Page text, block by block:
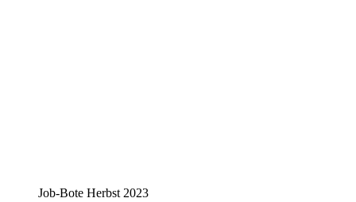
Job-Bote Herbst 2023